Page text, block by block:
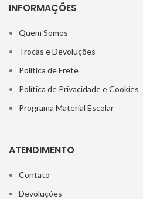
INFORMAÇÕES
Quem Somos
Trocas e Devoluções
Política de Frete
Política de Privacidade e Cookies
Programa Material Escolar
ATENDIMENTO
Contato
Devoluções